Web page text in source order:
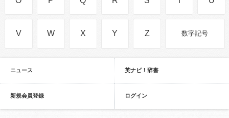
V W X Y Z 数字記号
ニュース 英ナビ！辞書
新規会員登録 ログイン